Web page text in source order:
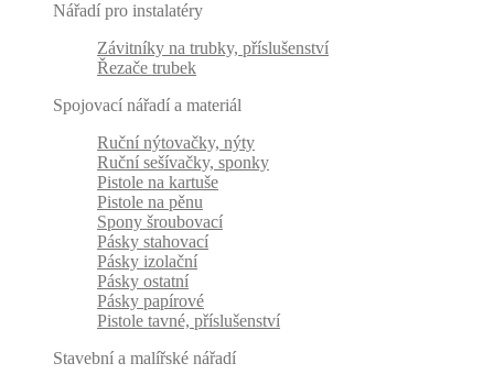
Nářadí pro instalatéry
Závitníky na trubky, příslušenství
Řezače trubek
Spojovací nářadí a materiál
Ruční nýtovačky, nýty
Ruční sešívačky, sponky
Pistole na kartuše
Pistole na pěnu
Spony šroubovací
Pásky stahovací
Pásky izolační
Pásky ostatní
Pásky papírové
Pistole tavné, příslušenství
Stavební a malířské nářadí